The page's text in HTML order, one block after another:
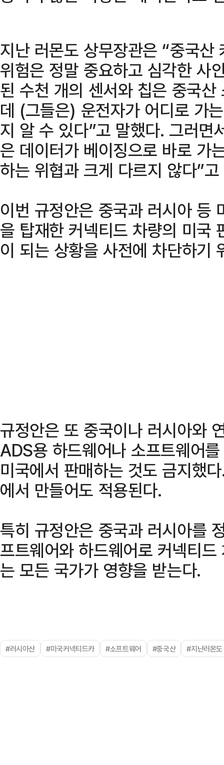
지난 러몬도 상무장관은 “중국산
위험은 정말 중요하고 심각한 사
된 수천 개의 센서와 칩은 중국
데 (그들은) 운전자가 어디로 가
지 알 수 있다”고 말했다. 그러면
은 데이터가 베이징으로 바로 가
하는 위협과 크게 다르지 않다”
이번 규정안은 중국과 러시아 등
을 탑재한 커넥티드 차량의 미국
이 되는 상황을 사전에 차단하기
규정안은 또 중국이나 러시아와
ADS용 하드웨어나 소프트웨어
미국에서 판매하는 것도 금지했
에서 만들어도 적용된다.
특히 규정안은 중국과 러시아를
프트웨어와 하드웨어로 커넥티
는 모든 국가가 영향을 받는다.
#러시아산 #미국커넥티드카 #소프트웨어 #중국산 #지난러몬도